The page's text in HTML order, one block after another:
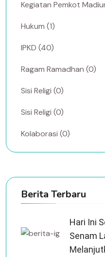
Kegiatan Pemkot
Hukum (1)
IPKD (40)
Ragam Ramadhan (0)
Sisi Religi (0)
Sisi Religi (0)
Kolaborasi (0)
Berita Terbaru
Hari Ini
Senam